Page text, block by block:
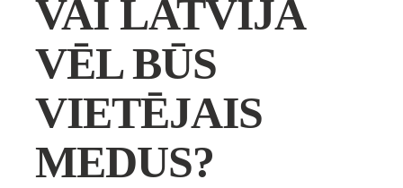
VAI LATVIJĀ
VĒL BŪS
VIETĒJAIS
MEDUS?